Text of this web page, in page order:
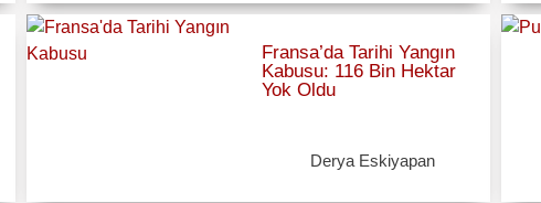
Fransa’da Tarihi Yangın
Kabusu: 116 Bin Hektar
Yok Oldu
Derya Eskiyapan